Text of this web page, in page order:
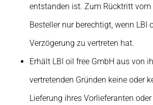
entstanden ist. Zum Rücktritt vom
Besteller nur berechtigt, wenn LBI
Verzögerung zu vertreten hat.
Erhält LBI oil free GmbH aus von
vertretenden Gründen keine oder
Lieferung ihres Vorlieferanten